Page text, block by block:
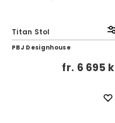
Titan Stol
PBJ Designhouse
fr. 6 695